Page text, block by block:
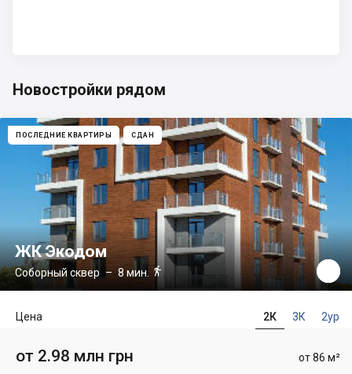
Новостройки рядом
ПОСЛЕДНИЕ КВАРТИРЫ СДАН
ЖК Экодом
Соборный сквер – 8 мин. 
2К 3К 2ур
Цена
от 86 м²
от 2.98 млн грн